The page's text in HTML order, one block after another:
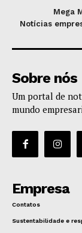
Mega
Notícias
Sobre nós
Um portal de
mundo
Empresa
Contatos
Sustentabilidade e